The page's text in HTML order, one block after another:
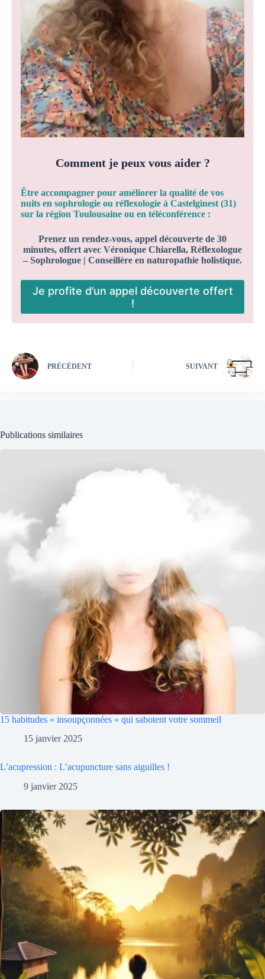
Comment je peux vous aider ?
Être accompagner pour améliorer la qualité de vos
nuits en sophrologie ou réflexologie à Castelginest (31)
sur la région Toulousaine ou en téléconférence :
Prenez un rendez-vous, appel découverte de 30
minutes, offert avec Véronique Chiarella, Réflexologue
– Sophrologue | Conseillère en naturopathie holistique.
Je profite d’un appel découverte offert
!
PRÉCÉDENT SUIVANT
Publications similaires
15 habitudes « insoupçonnées » qui sabotent votre sommeil
15 janvier 2025
L’acupression : L’acupuncture sans aiguilles !
9 janvier 2025